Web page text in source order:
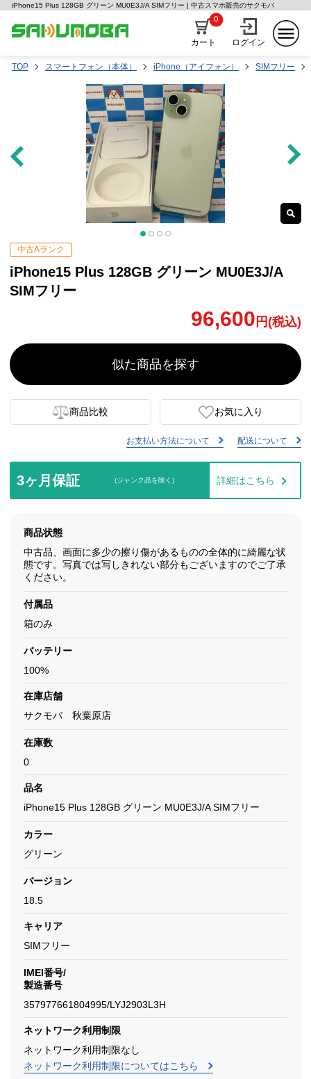
iPhone15 Plus 128GB グリーン MU0E3J/A SIMフリー | 中古スマホ販売のサクモバ
カート
0
ログイン
TOP スマートフォン（本体） iPhone（アイフォン） SIMフリー
中古Aランク
iPhone15 Plus 128GB グリーン MU0E3J/A
SIMフリー
96,600 円(税込)
似た商品を探す
商品比較 お気に入り
お支払い方法について 配送について
3ヶ月保証 (ジャンク品を除く) 詳細はこちら
商品状態
中古品、画面に多少の擦り傷があるものの全体的に綺麗な状
態です。写真では写しきれない部分もございますのでご了承
ください。
付属品
箱のみ
バッテリー
100%
在庫店舗
サクモバ 秋葉原店
在庫数
0
品名
iPhone15 Plus 128GB グリーン MU0E3J/A SIMフリー
カラー
グリーン
バージョン
18.5
キャリア
SIMフリー
IMEI番号/
製造番号
357977661804995/LYJ2903L3H
ネットワーク利用制限
ネットワーク利用制限なし
ネットワーク利用制限についてはこちら